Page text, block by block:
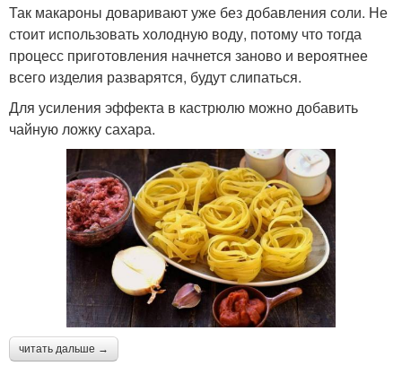
Так макароны доваривают уже без добавления соли. Не
стоит использовать холодную воду, потому что тогда
процесс приготовления начнется заново и вероятнее
всего изделия разварятся, будут слипаться.
Для усиления эффекта в кастрюлю можно добавить
чайную ложку сахара.
читать дальше →